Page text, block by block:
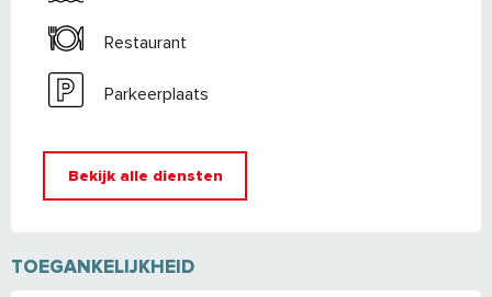
Restaurant
Parkeerplaats
Bekijk alle diensten
TOEGANKELIJKHEID